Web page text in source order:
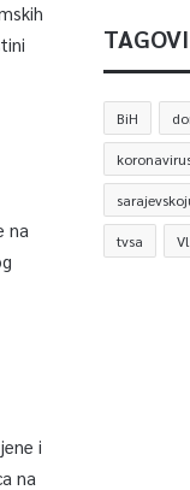
na
i
na
TAGOVI
BiH
tvsa